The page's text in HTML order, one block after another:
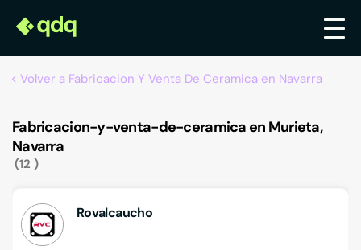
Volver a Fabricacion Y Venta De Ceramica en Navarra
Fabricacion-y-venta-de-ceramica en Murieta,
Navarra
12
Rovalcaucho